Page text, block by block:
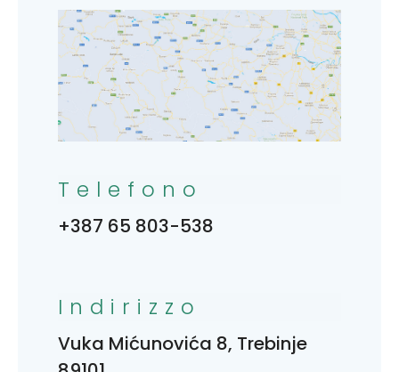
Telefono
+387 65 803-538
Indirizzo
Vuka Mićunovića 8, Trebinje